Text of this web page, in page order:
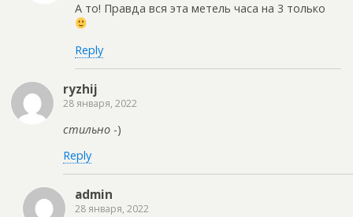
А то! Правда вся эта метель часа на 3 только
Reply
ryzhij
28 января, 2022
стильно -)
Reply
admin
28 января, 2022